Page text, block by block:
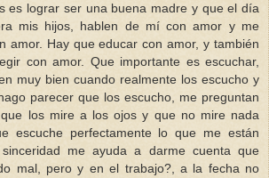
es lograr ser una buena madre y que el día
mis hijos, hablen de mí con amor y me
amor. Hay que educar con amor, y también
con amor. Que importante es escuchar,
muy bien cuando realmente los escucho y
parecer que los escucho, me preguntan
los mire a los ojos y que no mire nada
escuche perfectamente lo que me están
me ayuda a darme cuenta que
mal, pero y en el trabajo?, a la fecha no